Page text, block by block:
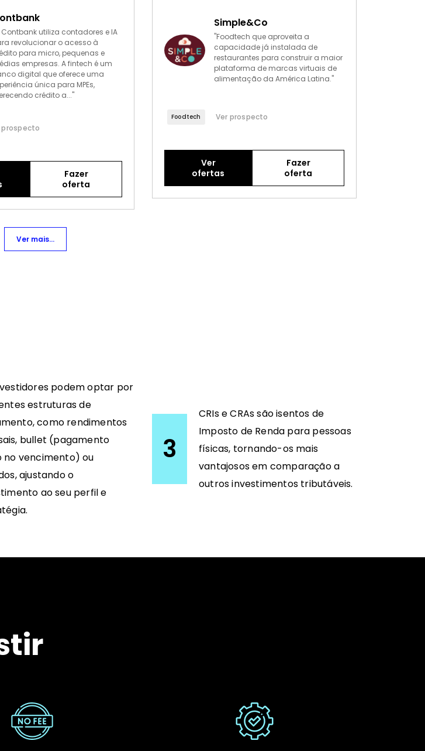
Contbank utiliza contadores e IA
revolucionar o acesso à
para micro, pequenas e
empresas. A fintech é um
digital que oferece uma
única para MPEs,
crédito a..."
prospecto
Fazer
oferta
Simple&Co
"Foodtech que aproveita a
capacidade já instalada de
restaurantes para construir a maior
plataforma de marcas virtuais de
alimentação da América Latina."
Foodtech Ver prospecto
Ver
ofertas
Fazer
oferta
Ver mais...
podem optar por
estruturas de
como rendimentos
bullet (pagamento
no vencimento) ou
ajustando o
ao seu perfil e
3
CRIs e CRAs são isentos de
Imposto de Renda para pessoas
físicas, tornando-os mais
vantajosos em comparação a
outros investimentos tributáveis.